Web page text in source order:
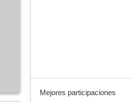
Mejores participaciones